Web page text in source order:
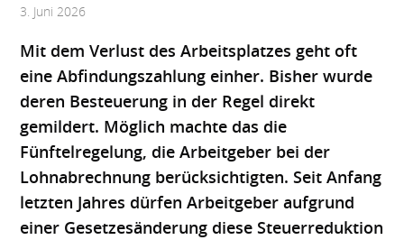
3. Juni 2026
Mit dem Verlust des Arbeitsplatzes geht oft
eine Abfindungszahlung einher. Bisher wurde
deren Besteuerung in der Regel direkt
gemildert. Möglich machte das die
Fünftelregelung, die Arbeitgeber bei der
Lohnabrechnung berücksichtigten. Seit Anfang
letzten Jahres dürfen Arbeitgeber aufgrund
einer Gesetzesänderung diese Steuerreduktion